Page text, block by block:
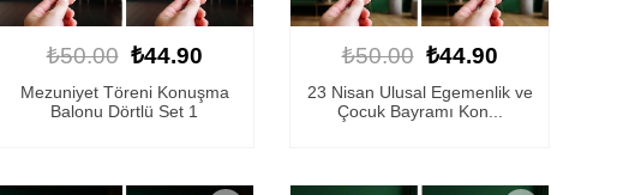
₺50.00 ₺44.90
Mezuniyet Töreni Konuşma
Balonu Dörtlü Set 1
₺50.00 ₺44.90
23 Nisan Ulusal Egemenlik ve
Çocuk Bayramı Kon...